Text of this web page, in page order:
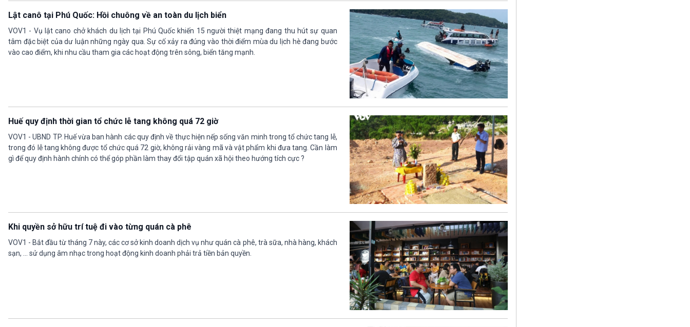
Lật canô tại Phú Quốc: Hồi chuông về an toàn du lịch biển
VOV1 - Vụ lật cano chở khách du lịch tại Phú Quốc khiến 15 người thiệt mạng đang thu hút sự quan
tâm đặc biệt của dư luận những ngày qua. Sự cố xảy ra đúng vào thời điểm mùa du lịch hè đang bước
vào cao điểm, khi nhu cầu tham gia các hoạt động trên sông, biển tăng mạnh.
Huế quy định thời gian tổ chức lễ tang không quá 72 giờ
VOV1 - UBND TP. Huế vừa ban hành các quy định về thực hiện nếp sống văn minh trong tổ chức tang lễ,
trong đó lễ tang không được tổ chức quá 72 giờ, không rải vàng mã và vật phẩm khi đưa tang. Cần làm
gì để quy định hành chính có thể góp phần làm thay đổi tập quán xã hội theo hướng tích cực ?
Khi quyền sở hữu trí tuệ đi vào từng quán cà phê
VOV1 - Bắt đầu từ tháng 7 này, các cơ sở kinh doanh dịch vụ như quán cà phê, trà sữa, nhà hàng, khách
sạn, … sử dụng âm nhạc trong hoạt động kinh doanh phải trả tiền bản quyền.